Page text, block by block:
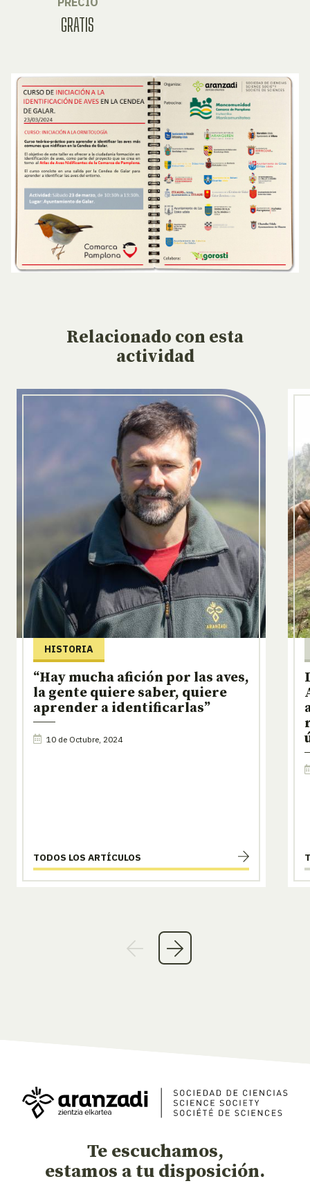
GRATIS
Relacionado con esta
actividad
HISTORIA
“Hay mucha afición por las aves,
la gente quiere saber, quiere
aprender a identificarlas”
10 de Octubre, 2024
TODOS LOS ARTÍCULOS
Te escuchamos,
estamos a tu disposición.